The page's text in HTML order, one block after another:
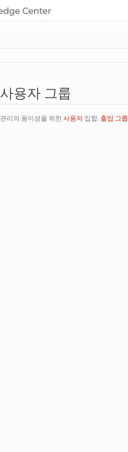
사용자 그룹
관리의 용이성을 위한사용자 집합. 출입 그룹